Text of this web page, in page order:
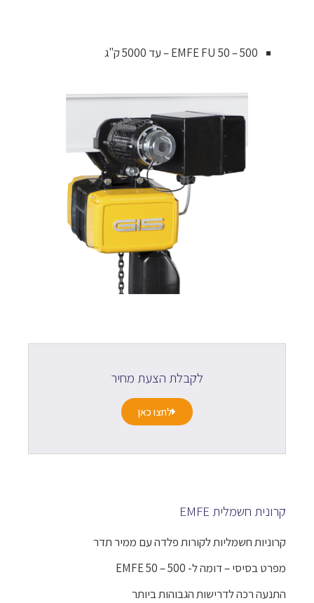
EMFE FU 50 – 500 – עד 5000 ק"ג
לקבלת הצעת מחיר
לחצו כאן
קרונית חשמלית EMFE
קרוניות חשמליות לקורות פלדה עם ממיר תדר
מפרט בסיסי – דומה ל-
התנעה רכה לדרישות הגבוהות ביותר